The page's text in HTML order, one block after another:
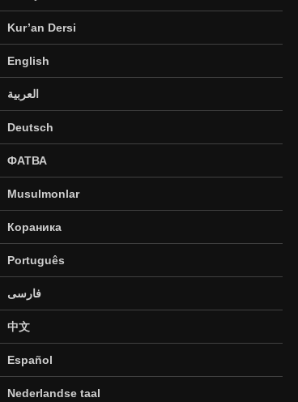
Kur’an Dersi
English
العربية
Deutsch
ФАТВА
Musulmonlar
Кораника
Português
فارسی
中文
Español
Nederlandse taal